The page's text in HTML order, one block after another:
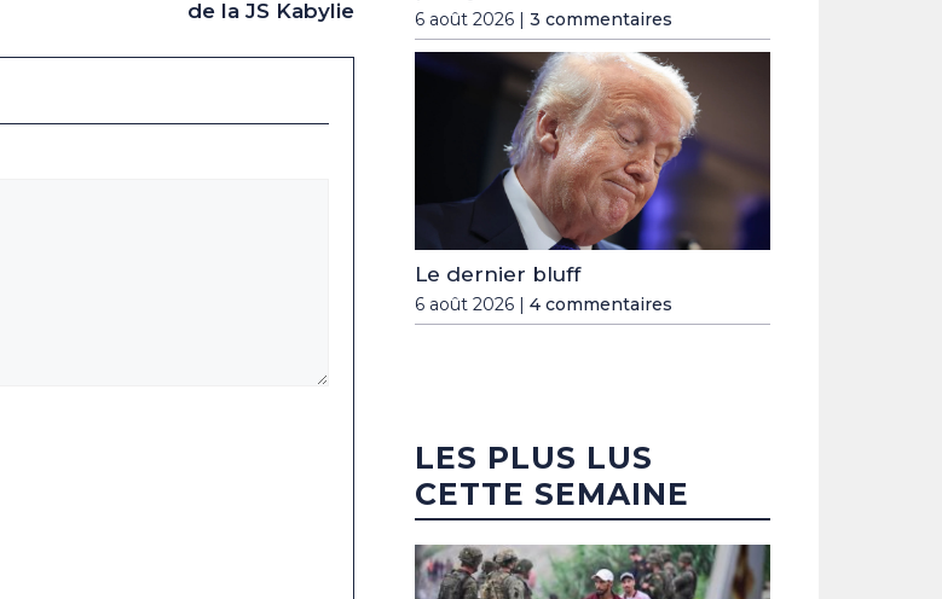
de la JS Kabylie
6 août 2026 | 3 commentaires
Le dernier bluff
6 août 2026 | 4 commentaires
LES PLUS LUS
CETTE SEMAINE